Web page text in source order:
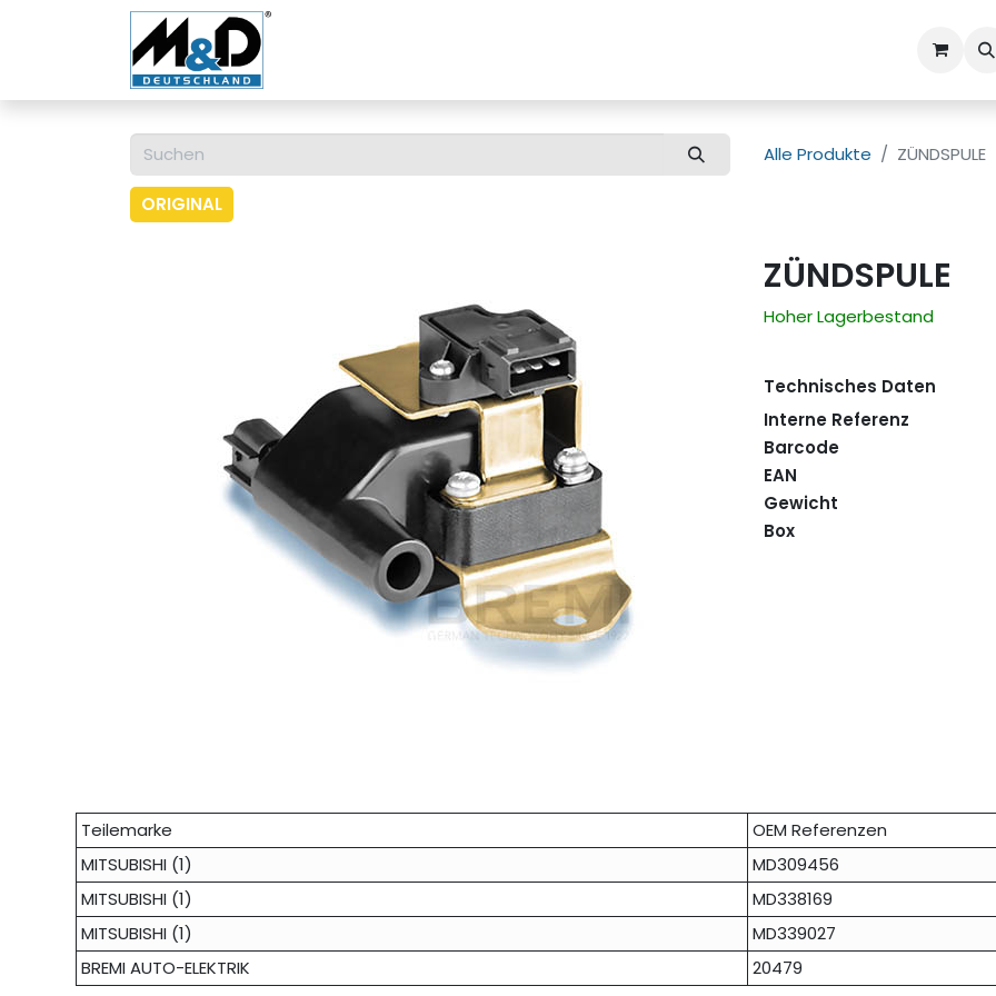
Alle Produkte ZÜNDSPULE
ORIGINAL
ZÜNDSPULE
Hoher Lagerbestand
Technisches Daten
Interne Referenz
Barcode
EAN
Gewicht
Box
Teilemarke
OEM Referenzen
MITSUBISHI (1)
MD309456
MITSUBISHI (1)
MD338169
MITSUBISHI (1)
MD339027
BREMI AUTO-ELEKTRIK
20479